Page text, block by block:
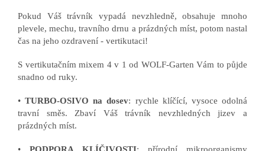
Pokud Váš trávník vypadá nevzhledně, obsahuje mnoho
plevele, mechu, travního drnu a prázdných míst, potom nastal
čas na jeho ozdravení - vertikutaci!
S vertikutačním mixem 4 v 1 od WOLF-Garten Vám to půjde
snadno od ruky.
•TURBO-OSIVO na dosev: rychle klíčící, vysoce odolná
travní směs. Zbaví Váš trávník nevzhledných jizev a
prázdných míst.
• PODPORA KLÍČIVOSTI: přírodní mikroorganismy